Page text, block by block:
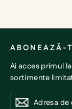
ABONEAZĂ-
Ai acces primul
sortimente
Adresa
AbonareAbonare